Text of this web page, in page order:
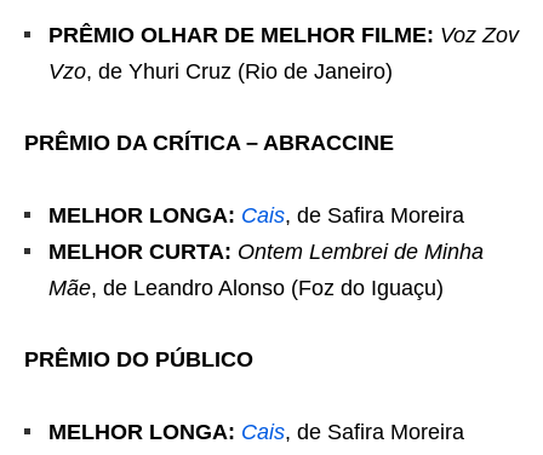
PRÊMIO OLHAR DE MELHOR FILME: Voz Zov
Vzo, de Yhuri Cruz (Rio de Janeiro)
PRÊMIO DA CRÍTICA – ABRACCINE
MELHOR LONGA: Cais, de Safira Moreira
MELHOR CURTA: Ontem Lembrei de Minha
Mãe, de Leandro Alonso (Foz do Iguaçu)
PRÊMIO DO PÚBLICO
MELHOR LONGA: Cais, de Safira Moreira